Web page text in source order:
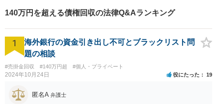
やすい環境を整えております
ので、お気軽にご相談くださ
い。
140万円を超える債権回収の法律Q&Aランキング
1
海外銀行の資金引き出し不可とブラックリスト問
題の相談
#売掛金回収 #140万円超 #個人・プライベート
2024年10月24日 役にたった 19
匿名A 弁護士